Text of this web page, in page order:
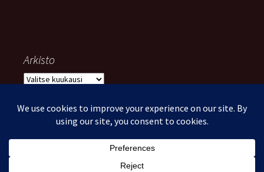
Arkisto
Arkisto